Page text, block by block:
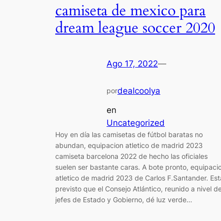
camiseta de mexico para
dream league soccer 2020
Ago 17, 2022—
pordealcoolya
en
Uncategorized
Hoy en día las camisetas de fútbol baratas no
abundan, equipacion atletico de madrid 2023
camiseta barcelona 2022 de hecho las oficiales
suelen ser bastante caras. A bote pronto,
atletico de madrid 2023 de Carlos F.Santander.
previsto que el Consejo Atlántico, reunido a nivel
jefes de Estado y Gobierno, dé luz verde…